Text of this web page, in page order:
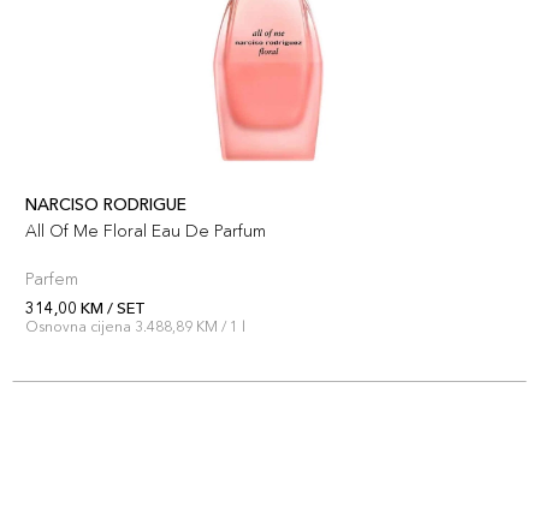
NARCISO RODRIGUE
All Of Me Floral Eau De Parfum
Parfem
314,00 KM / SET
Osnovna cijena 3.488,89 KM / 1 l